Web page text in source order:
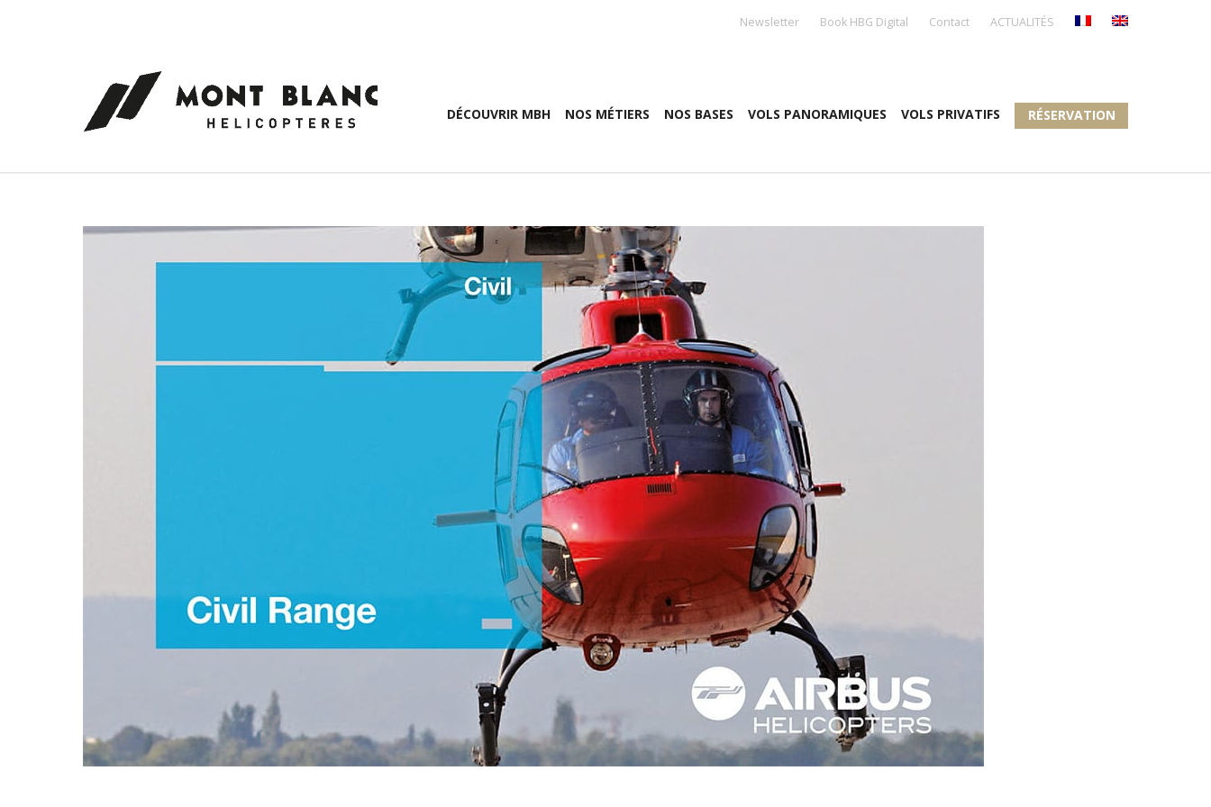
Newsletter Book HBG Digital Contact ACTUALITÉS
DÉCOUVRIR MBH NOS MÉTIERS NOS BASES VOLS PANORAMIQUES VOLS PRIVATIFS RÉSERVATION